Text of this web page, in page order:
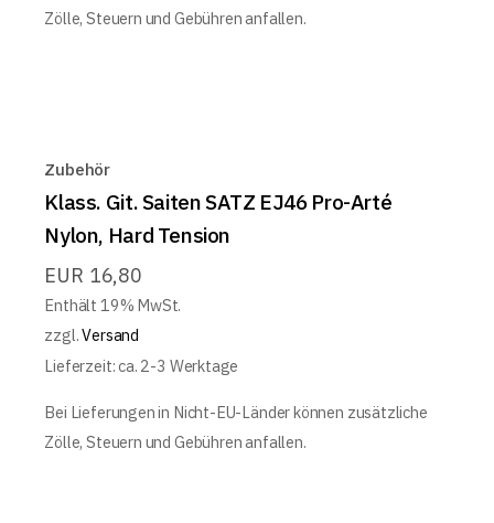
Zölle, Steuern und Gebühren anfallen.
Zubehör
Klass. Git. Saiten SATZ EJ46 Pro-Arté
Nylon, Hard Tension
EUR 16,80
Enthält 19% MwSt.
zzgl.Versand
Lieferzeit: ca. 2-3 Werktage
Bei Lieferungen in Nicht-EU-Länder können zusätzliche
Zölle, Steuern und Gebühren anfallen.